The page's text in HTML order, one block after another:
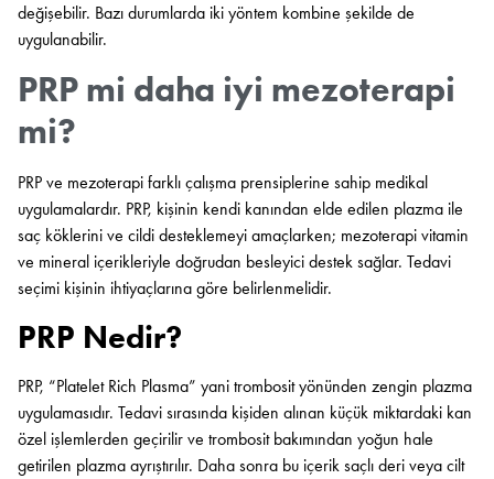
değişebilir. Bazı durumlarda iki yöntem kombine şekilde de
uygulanabilir.
PRP mi daha iyi mezoterapi
mi?
PRP ve mezoterapi farklı çalışma prensiplerine sahip medikal
uygulamalardır. PRP, kişinin kendi kanından elde edilen plazma ile
saç köklerini ve cildi desteklemeyi amaçlarken; mezoterapi vitamin
ve mineral içerikleriyle doğrudan besleyici destek sağlar. Tedavi
seçimi kişinin ihtiyaçlarına göre belirlenmelidir.
PRP Nedir?
PRP, “Platelet Rich Plasma” yani trombosit yönünden zengin plazma
uygulamasıdır. Tedavi sırasında kişiden alınan küçük miktardaki kan
özel işlemlerden geçirilir ve trombosit bakımından yoğun hale
getirilen plazma ayrıştırılır. Daha sonra bu içerik saçlı deri veya cilt